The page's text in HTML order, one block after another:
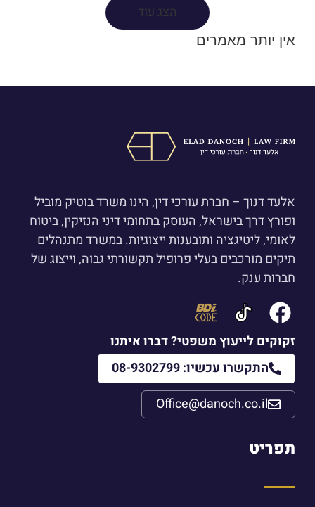
הצג עוד
אין יותר מאמרים
אלעד דנוך – חברת עורכי דין, הינו משרד בוטיק מוביל
ופורץ דרך בישראל, העוסק בתחומי דיני הנזיקין, ביטוח
לאומי, ליטיגציה ותובענות ייצוגיות. במשרד מתנהלים
תיקים מורכבים בעלי פרופיל תקשורתי גבוה, וייצוג של
חברות ענק.
זקוקים לייעוץ משפטי? דברו איתנו
התקשרו עכשיו: 08-9302799
Office@danoch.co.il
תפריט